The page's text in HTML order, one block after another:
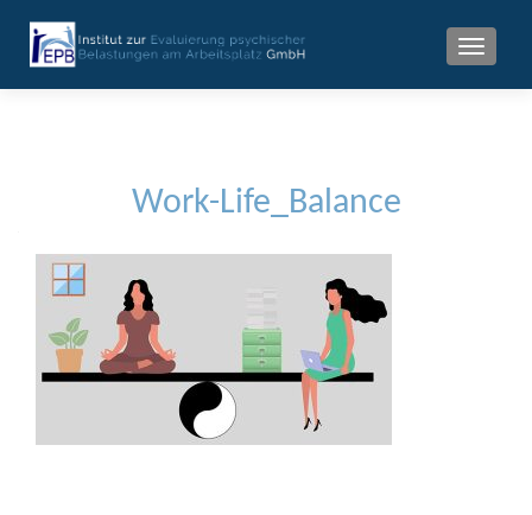
MENU
Work-Life_Balance